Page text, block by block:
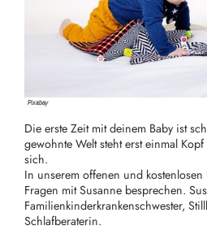
Die erste Zeit mit deinem Baby ist
gewohnte Welt steht erst einmal
sich.
In unserem offenen und
Fragen mit Susanne besprechen.
Familienkinderkrankenschwester,
Schlafberaterin.